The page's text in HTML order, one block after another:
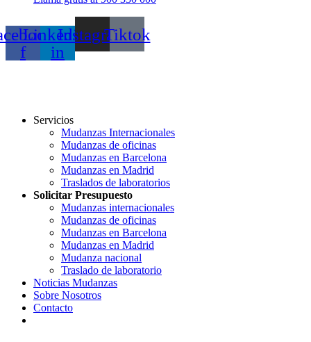
f
Linkedin-
in
InstagramTiktok
Servicios
Mudanzas Internacionales
Mudanzas de oficinas
Mudanzas en Barcelona
Mudanzas en Madrid
Traslados de laboratorios
Solicitar Presupuesto
Mudanzas internacionales
Mudanzas de oficinas
Mudanzas en Barcelona
Mudanzas en Madrid
Mudanza nacional
Traslado de laboratorio
Noticias Mudanzas
Sobre Nosotros
Contacto